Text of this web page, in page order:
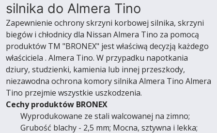
silnika do Almera Tino
Zapewnienie ochrony skrzyni korbowej silnika, skrzyni
biegów i chłodnicy dla Nissan Almera Tino za pomocą
produktów TM "BRONEX" jest właściwą decyzją każdego
właściciela . Almera Tino. W przypadku napotkania
dziury, studzienki, kamienia lub innej przeszkody,
niezawodna ochrona komory silnika Almera Tino Almera
Tino przejmie wszystkie uszkodzenia.
Cechy produktów BRONEX
Wyprodukowane ze stali walcowanej na zimno;
Grubość blachy - 2,5 mm; Mocna, sztywna i lekka;